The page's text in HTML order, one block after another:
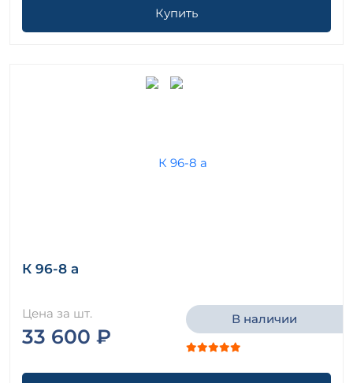
Купить
К 96-8 а
Цена за шт.
33 600 ₽
В наличии